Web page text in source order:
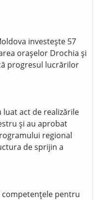
investește 57
orașelor Drochia și
progresul lucrărilor
luat act de realizările
și au aprobat
regional
de sprijin a
competențele pentru